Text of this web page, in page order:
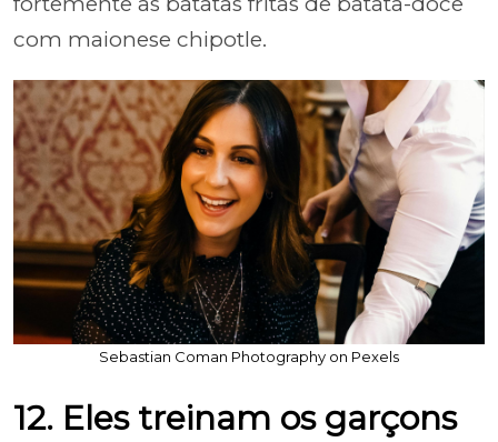
com maionese chipotle.
Sebastian Coman Photography on Pexels
12. Eles treinam os garçons